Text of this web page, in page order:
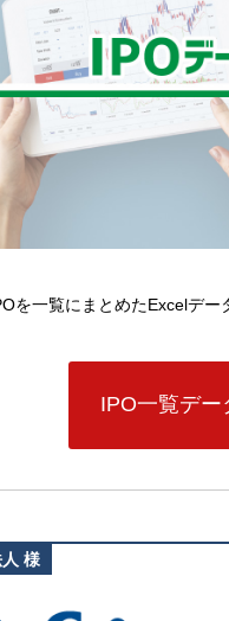
を一覧にまとめたExcelデ
IPO一覧デー